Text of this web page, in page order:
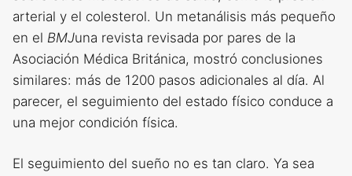
arterial y el colesterol. Un metanálisis más pequeño
en el BMJuna revista revisada por pares de la
Asociación Médica Británica, mostró conclusiones
similares: más de 1200 pasos adicionales al día. Al
parecer, el seguimiento del estado físico conduce a
una mejor condición física.
El seguimiento del sueño no es tan claro. Ya sea